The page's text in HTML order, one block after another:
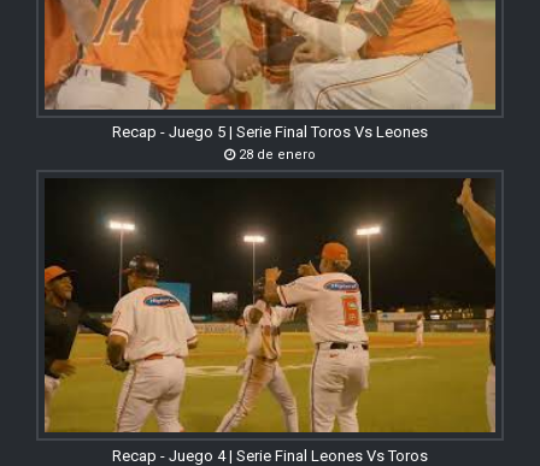
Recap - Juego 5 | Serie Final Toros Vs Leones
28 de enero
Recap - Juego 4 | Serie Final Leones Vs Toros